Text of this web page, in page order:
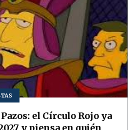
el Círculo Rojo ya